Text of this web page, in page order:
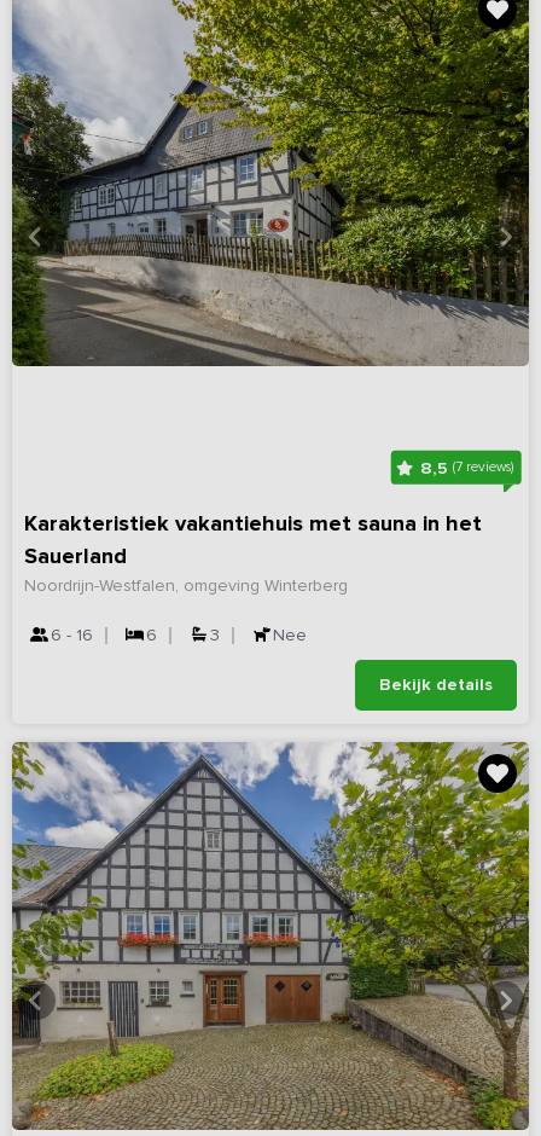
8,5(7 reviews)
Karakteristiek vakantiehuis met sauna in het
Sauerland
Noordrijn-Westfalen, omgeving Winterberg
6 - 16 6 3 Nee
Bekijk details